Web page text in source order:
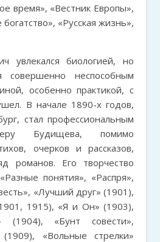
время», «Вестник Европы»,
«Русская жизнь»,
увлекался биологией, но
совершенно неспособным
особенно практикой, с
В начале 1890-х годов,
стал профессиональным
Будищева, помимо
очерков и рассказов,
романов. Его творчество
понятия», «Распря»,
«Лучший друг» (1901),
1915), «Я и Он» (1903),
(1904), «Бунт совести»,
«Вольные стрелки»